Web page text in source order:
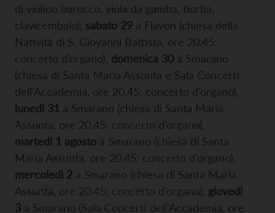
di violino barocco, viola da gamba, tiorba,
clavicembalo), sabato 29 a Flavon (chiesa della
Natività di S. Giovanni Battista, ore 20.45:
concerto d’organo), domenica 30 a Smarano
(chiesa di Santa Maria Assunta e Sala Concerti
dell’Accademia, ore 20.45: concerto d’organo),
lunedì 31 a Smarano (chiesa di Santa Maria
Assunta, ore 20.45: concerto d’organo),
martedì 1 agosto a Smarano (chiesa di Santa
Maria Assunta, ore 20.45: concerto d’organo),
mercoledì 2 a Smarano (chiesa di Santa Maria
Assunta, ore 20.45: concerto d’organo), giovedì
3 a Smarano (Sala Concerti dell’Accademia, ore